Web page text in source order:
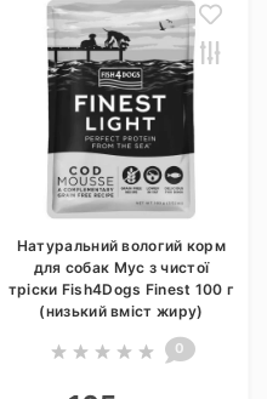
Натуральний вологий корм
для собак Мус з чистої
тріски Fish4Dogs Finest 100 г
(низький вміст жиру)
0